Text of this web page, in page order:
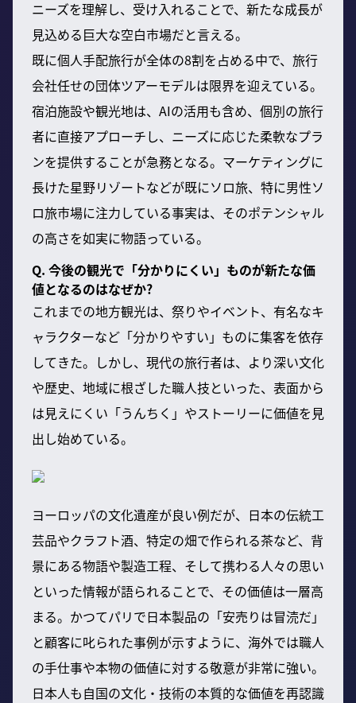
ニーズを理解し、受け入れることで、新たな成長が
見込める巨大な空白市場だと言える。
既に個人手配旅行が全体の8割を占める中で、旅行
会社任せの団体ツアーモデルは限界を迎えている。
宿泊施設や観光地は、AIの活用も含め、個別の旅行
者に直接アプローチし、ニーズに応じた柔軟なプラ
ンを提供することが急務となる。マーケティングに
長けた星野リゾートなどが既にソロ旅、特に男性ソ
ロ旅市場に注力している事実は、そのポテンシャル
の高さを如実に物語っている。
Q. 今後の観光で「分かりにくい」ものが新たな価
値となるのはなぜか?
これまでの地方観光は、祭りやイベント、有名なキ
ャラクターなど「分かりやすい」ものに集客を依存
してきた。しかし、現代の旅行者は、より深い文化
や歴史、地域に根ざした職人技といった、表面から
は見えにくい「うんちく」やストーリーに価値を見
出し始めている。
ヨーロッパの文化遺産が良い例だが、日本の伝統工
芸品やクラフト酒、特定の畑で作られる茶など、背
景にある物語や製造工程、そして携わる人々の思い
といった情報が語られることで、その価値は一層高
まる。かつてパリで日本製品の「安売りは冒涜だ」
と顧客に叱られた事例が示すように、海外では職人
の手仕事や本物の価値に対する敬意が非常に強い。
日本人も自国の文化・技術の本質的な価値を再認識